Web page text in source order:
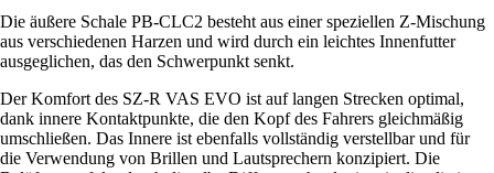
Die äußere Schale PB-CLC2 besteht aus einer speziellen Z-Mischung
aus verschiedenen Harzen und wird durch ein leichtes Innenfutter
ausgeglichen, das den Schwerpunkt senkt.
Der Komfort des SZ-R VAS EVO ist auf langen Strecken optimal,
dank innere Kontaktpunkte, die den Kopf des Fahrers gleichmäßig
umschließen. Das Innere ist ebenfalls vollständig verstellbar und für
die Verwendung von Brillen und Lautsprechern konzipiert. Die